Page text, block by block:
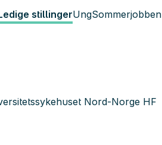
stillingerUngSommerjobben
Nord-Norge HF